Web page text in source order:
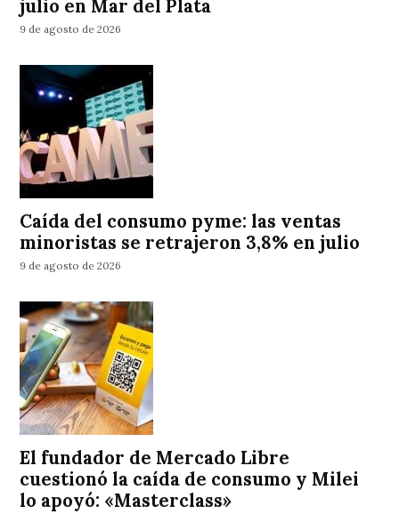
julio en Mar del Plata
9 de agosto de 2026
Caída del consumo pyme: las ventas
minoristas se retrajeron 3,8% en julio
9 de agosto de 2026
El fundador de Mercado Libre
cuestionó la caída de consumo y Milei
lo apoyó: «Masterclass»